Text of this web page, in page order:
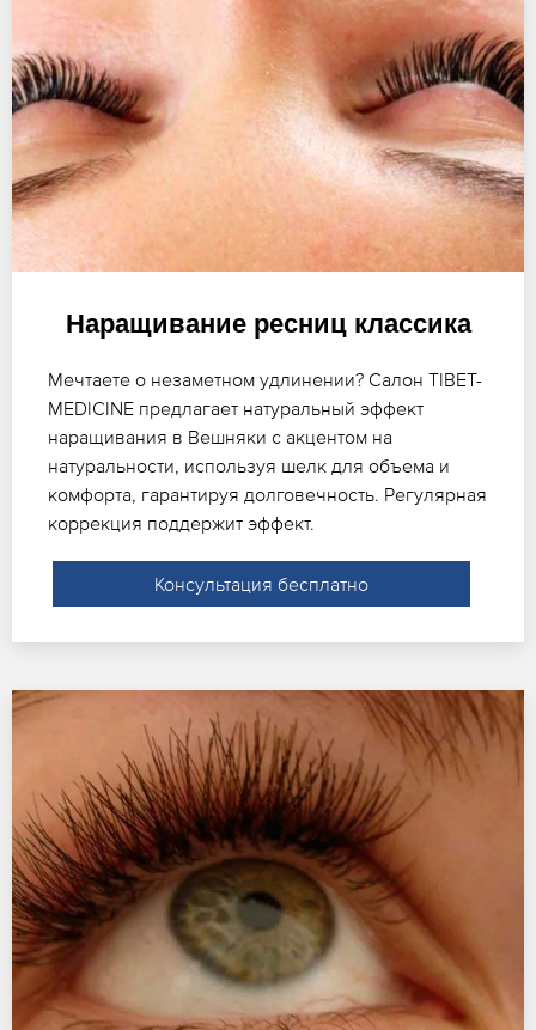
Наращивание ресниц классика
Мечтаете о незаметном удлинении? Салон TIBET-
MEDICINE предлагает натуральный эффект
наращивания в Вешняки с акцентом на
натуральности, используя шелк для объема и
комфорта, гарантируя долговечность. Регулярная
коррекция поддержит эффект.
Консультация бесплатно